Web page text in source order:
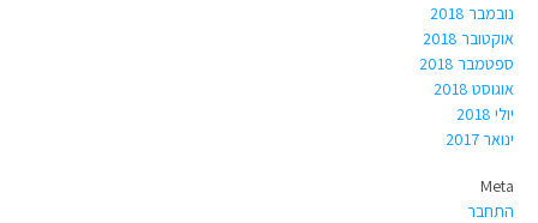
נובמבר 2018
אוקטובר 2018
ספטמבר 2018
אוגוסט 2018
יולי 2018
ינואר 2017
Meta
התחבר